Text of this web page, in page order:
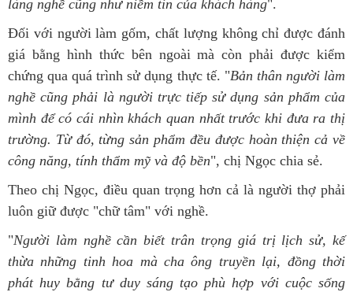
làng nghề cũng như niềm tin của khách hàng".
Đối với người làm gốm, chất lượng không chỉ được đánh
giá bằng hình thức bên ngoài mà còn phải được kiểm
chứng qua quá trình sử dụng thực tế. "Bản thân người làm
nghề cũng phải là người trực tiếp sử dụng sản phẩm của
mình để có cái nhìn khách quan nhất trước khi đưa ra thị
trường. Từ đó, từng sản phẩm đều được hoàn thiện cả về
công năng, tính thẩm mỹ và độ bền", chị Ngọc chia sẻ.
Theo chị Ngọc, điều quan trọng hơn cả là người thợ phải
luôn giữ được "chữ tâm" với nghề.
"Người làm nghề cần biết trân trọng giá trị lịch sử, kế
thừa những tinh hoa mà cha ông truyền lại, đồng thời
phát huy bằng tư duy sáng tạo phù hợp với cuộc sống